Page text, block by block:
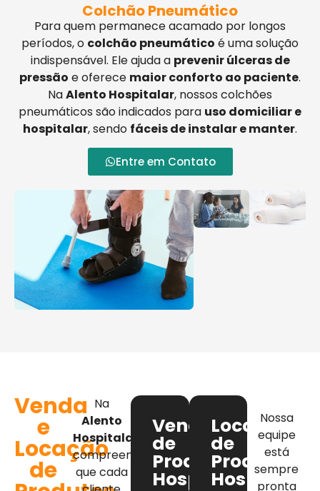
Colchão Pneumático
Para quem permanece acamado por longos
períodos, o colchão pneumático é uma solução
indispensável. Ele ajuda a prevenir úlceras de
pressão e oferece maior conforto ao paciente.
NaAlento Hospitalar, nossos colchões
pneumáticos são indicados para uso domiciliar e
hospitalar, sendo fáceis de instalar e manter.
Entre em Contato
Venda
e
Locação
de
Na
Alento
Hospitalar
compreendemos
que cada
Venda
de
Produtos
Hospitalares
Locação
de
Produtos
Nossa
equipe
está
sempre
pronta